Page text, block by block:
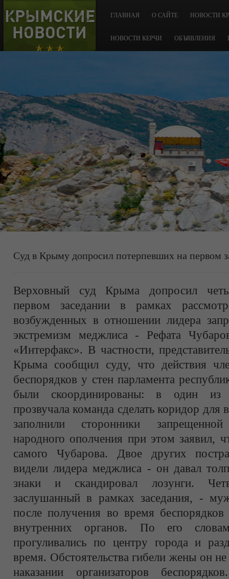
КРЫМСКИЕ
НОВОСТИ
ГЛАВНАЯ О САЙТЕ НОВОСТИ
НОВОСТИ КЕРЧИ ОБЪЯВЛЕНИЯ
Суд в Крыму допросил потерпевших на первом
Верховный суд Крыма допросил
первом заседании в рамках
возбужденных в отношении лидера
экстремизм меджлиса - Рефата
«Интерфакс». В частности,
Крыма сообщил суду, что действия
беспорядков у стен парламента
были скоординированы: в один из
прозвучала команда сделать коридор для
заполнили сторонники
народного ополчения при этом заявил,
самого Чубарова. Двое других
видели лидера меджлиса - он давал
знаки и скандировал лозунги.
заслушанный в рамках заседания, -
после получения во время
внутренних органов. По его
прогуливались по центру города и
время. Обстоятельства гибели жены он не
наказании организаторов